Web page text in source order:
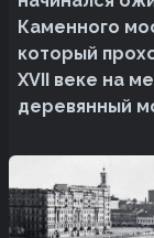
Каменного
который
XVII веке на
деревянный